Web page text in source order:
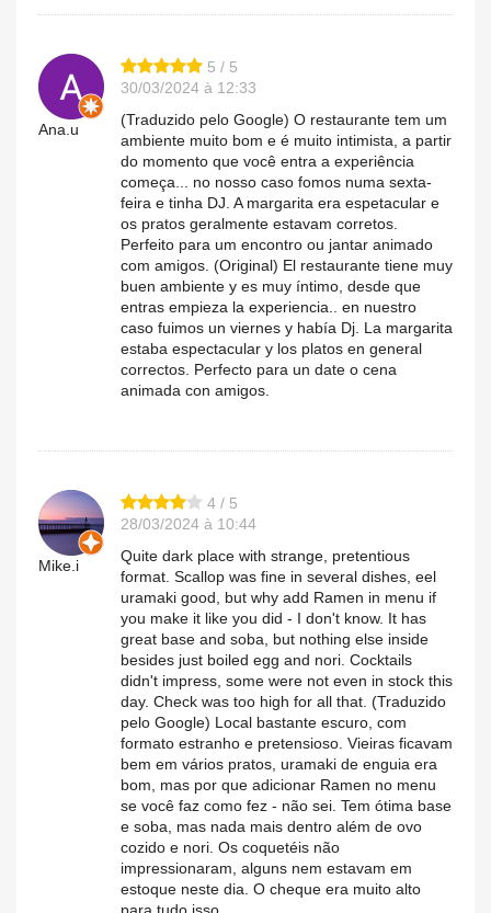
Ana.u
5 / 5
30/03/2024 à 12:33
(Traduzido pelo Google) O restaurante tem um
ambiente muito bom e é muito intimista, a partir
do momento que você entra a experiência
começa... no nosso caso fomos numa sexta-
feira e tinha DJ. A margarita era espetacular e
os pratos geralmente estavam corretos.
Perfeito para um encontro ou jantar animado
com amigos. (Original) El restaurante tiene muy
buen ambiente y es muy íntimo, desde que
entras empieza la experiencia.. en nuestro
caso fuimos un viernes y había Dj. La margarita
estaba espectacular y los platos en general
correctos. Perfecto para un date o cena
animada con amigos.
Mike.i
4 / 5
28/03/2024 à 10:44
Quite dark place with strange, pretentious
format. Scallop was fine in several dishes, eel
uramaki good, but why add Ramen in menu if
you make it like you did - I don't know. It has
great base and soba, but nothing else inside
besides just boiled egg and nori. Cocktails
didn't impress, some were not even in stock this
day. Check was too high for all that. (Traduzido
pelo Google) Local bastante escuro, com
formato estranho e pretensioso. Vieiras ficavam
bem em vários pratos, uramaki de enguia era
bom, mas por que adicionar Ramen no menu
se você faz como fez - não sei. Tem ótima base
e soba, mas nada mais dentro além de ovo
cozido e nori. Os coquetéis não
impressionaram, alguns nem estavam em
estoque neste dia. O cheque era muito alto